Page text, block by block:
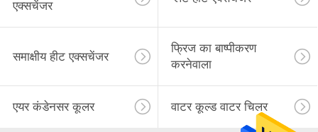
एक्सचेंजर
समाक्षीय हीट एक्सचेंजर
फ्रिज का बाष्पीकरण
करनेवाला
एयर कंडेनसर कूलर वाटर कूल्ड वाटर चिलर